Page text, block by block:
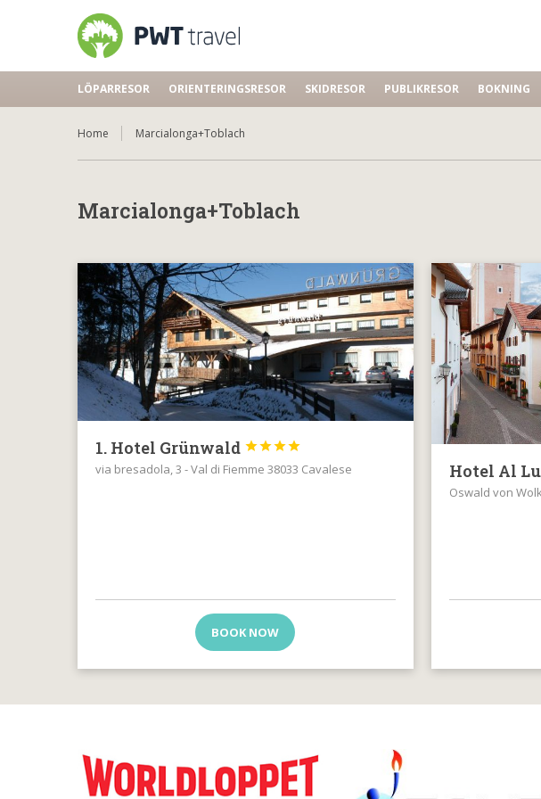
LÖPARRESOR ORIENTERINGSRESOR SKIDRESOR PUBLIKRESOR BOKNING
Home Marcialonga+Toblach
Marcialonga+Toblach
1. Hotel Grünwald 



via bresadola, 3 - Val di Fiemme 38033 Cavalese
BOOK NOW
Hotel Al
Oswald von